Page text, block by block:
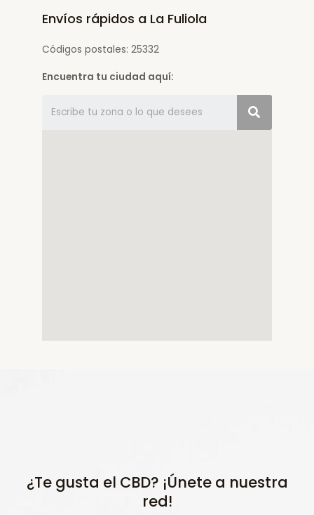
Envíos rápidos a La Fuliola
Códigos postales: 25332
Encuentra tu ciudad aquí:
¿Te gusta el CBD? ¡Únete a nuestra
red!